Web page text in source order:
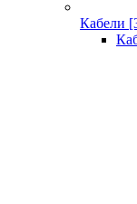
Кабели